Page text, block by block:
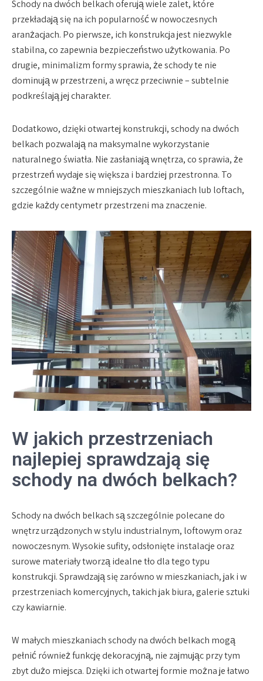
Schody na dwóch belkach oferują wiele zalet, które
przekładają się na ich popularność w nowoczesnych
aranżacjach. Po pierwsze, ich konstrukcja jest niezwykle
stabilna, co zapewnia bezpieczeństwo użytkowania. Po
drugie, minimalizm formy sprawia, że schody te nie
dominują w przestrzeni, a wręcz przeciwnie – subtelnie
podkreślają jej charakter.
Dodatkowo, dzięki otwartej konstrukcji, schody na dwóch
belkach pozwalają na maksymalne wykorzystanie
naturalnego światła. Nie zasłaniają wnętrza, co sprawia, że
przestrzeń wydaje się większa i bardziej przestronna. To
szczególnie ważne w mniejszych mieszkaniach lub loftach,
gdzie każdy centymetr przestrzeni ma znaczenie.
W jakich przestrzeniach
najlepiej sprawdzają się
schody na dwóch belkach?
Schody na dwóch belkach są szczególnie polecane do
wnętrz urządzonych w stylu industrialnym, loftowym oraz
nowoczesnym. Wysokie sufity, odsłonięte instalacje oraz
surowe materiały tworzą idealne tło dla tego typu
konstrukcji. Sprawdzają się zarówno w mieszkaniach, jak i w
przestrzeniach komercyjnych, takich jak biura, galerie sztuki
czy kawiarnie.
W małych mieszkaniach schody na dwóch belkach mogą
pełnić również funkcję dekoracyjną, nie zajmując przy tym
zbyt dużo miejsca. Dzięki ich otwartej formie można je łatwo